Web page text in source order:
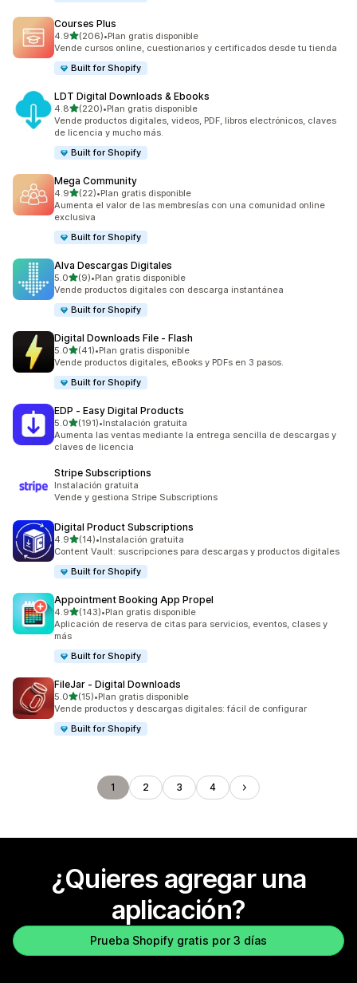
Courses Plus
4.9de 5 estrellas
(206)
206 reseñas en total
•Plan gratis disponible
Vende cursos online, cuestionarios y certificados desde tu tienda
Built for Shopify
LDT Digital Downloads & Ebooks
4.8de 5 estrellas
(220)
220 reseñas en total
•Plan gratis disponible
Vende productos digitales, videos, PDF, libros electrónicos, claves
de licencia y mucho más.
Built for Shopify
Mega Community
4.9de 5 estrellas
(22)
22 reseñas en total
•Plan gratis disponible
Aumenta el valor de las membresías con una comunidad online
exclusiva
Built for Shopify
Alva Descargas Digitales
5.0de 5 estrellas
(9)
9 reseñas en total
•Plan gratis disponible
Vende productos digitales con descarga instantánea
Built for Shopify
Digital Downloads File ‑ Flash
5.0de 5 estrellas
(41)
41 reseñas en total
•Plan gratis disponible
Vende productos digitales, eBooks y PDFs en 3 pasos.
Built for Shopify
EDP ‑ Easy Digital Products
5.0de 5 estrellas
(191)
191 reseñas en total
•Instalación gratuita
Aumenta las ventas mediante la entrega sencilla de descargas y
claves de licencia
Stripe Subscriptions
Instalación gratuita
Vende y gestiona Stripe Subscriptions
Digital Product Subscriptions
4.9de 5 estrellas
(14)
14 reseñas en total
•Instalación gratuita
Content Vault: suscripciones para descargas y productos digitales
Built for Shopify
Appointment Booking App Propel
4.9de 5 estrellas
(143)
143 reseñas en total
•Plan gratis disponible
Aplicación de reserva de citas para servicios, eventos, clases y
más
Built for Shopify
FileJar ‑ Digital Downloads
5.0de 5 estrellas
(15)
15 reseñas en total
•Plan gratis disponible
Vende productos y descargas digitales: fácil de configurar
Built for Shopify
1 2 3 4
¿Quieres agregar una
aplicación?
Prueba Shopify gratis por 3 días